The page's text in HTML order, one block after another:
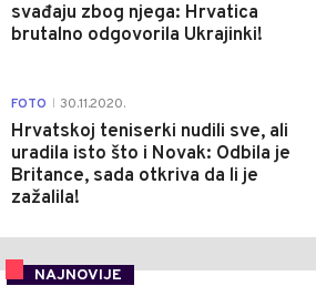
svađaju zbog njega: Hrvatica
brutalno odgovorila Ukrajinki!
FOTO 30.11.2020.
Hrvatskoj teniserki nudili sve, ali
uradila isto što i Novak: Odbila je
Britance, sada otkriva da li je
zažalila!
NAJNOVIJE